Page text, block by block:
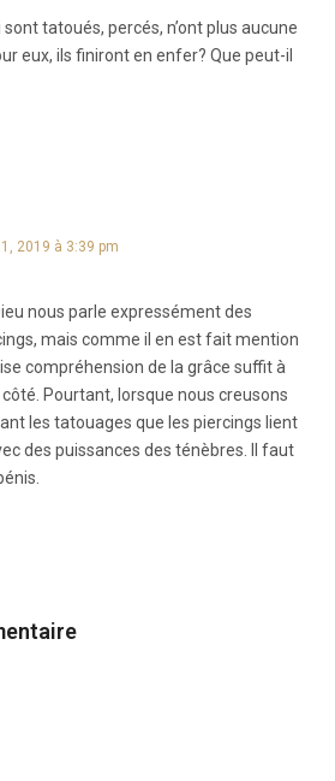
tatoués, percés, n’ont plus aucune
eux, ils finiront en enfer? Que peut-il
2019 à 3:39 pm
nous parle expressément des
mais comme il en est fait mention
compréhension de la grâce suffit à
Pourtant, lorsque nous creusons
les tatouages que les piercings lient
des puissances des ténèbres. Il faut